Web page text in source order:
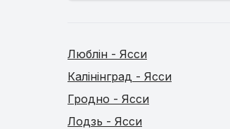
Люблін - Ясси
Калінінград - Ясси
Гродно - Ясси
Лодзь - Ясси